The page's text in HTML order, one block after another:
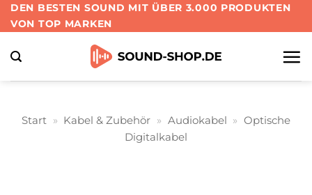
Zum
Inhalt
springen
DEN BESTEN SOUND MIT ÜBER 3.000 PRODUKTEN
VON TOP MARKEN
Start » Kabel & Zubehör » Audiokabel » Optische
Digitalkabel